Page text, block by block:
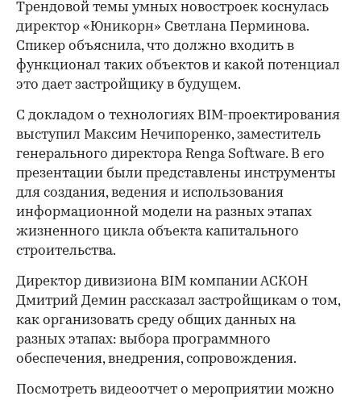
Трендовой темы умных новостроек коснулась
директор «Юникорн» Светлана Перминова.
Спикер объяснила, что должно входить в
функционал таких объектов и какой потенциал
это дает застройщику в будущем.
С докладом о технологиях BIM-проектирования
выступил Максим Нечипоренко, заместитель
генерального директора Renga Software. В его
презентации были представлены инструменты
для создания, ведения и использования
информационной модели на разных этапах
жизненного цикла объекта капитального
строительства.
Директор дивизиона BIM компании АСКОН
Дмитрий Демин рассказал застройщикам о том,
как организовать среду общих данных на
разных этапах: выбора программного
обеспечения, внедрения, сопровождения.
Посмотреть видеоотчет о мероприятии можно